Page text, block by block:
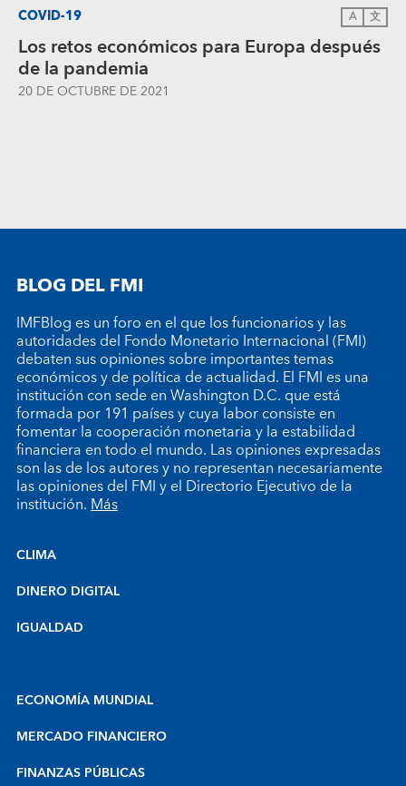
COVID-19 A 文
Los retos económicos para Europa después
de la pandemia
20 DE OCTUBRE DE 2021
BLOG DEL FMI
IMFBlog es un foro en el que los funcionarios y las
autoridades del Fondo Monetario Internacional (FMI)
debaten sus opiniones sobre importantes temas
económicos y de política de actualidad. El FMI es una
institución con sede en Washington D.C. que está
formada por 191 países y cuya labor consiste en
fomentar la cooperación monetaria y la estabilidad
financiera en todo el mundo. Las opiniones expresadas
son las de los autores y no representan necesariamente
las opiniones del FMI y el Directorio Ejecutivo de la
institución.Más
CLIMA
DINERO DIGITAL
IGUALDAD
ECONOMÍA MUNDIAL
MERCADO FINANCIERO
FINANZAS PÚBLICAS